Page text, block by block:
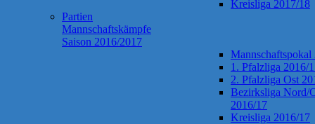
Kreisliga 2017/18
Partien
Mannschaftskämpfe
Saison 2016/2017
Mannschaftspokal
1. Pfalzliga 2016/
2. Pfalzliga Ost
Bezirksliga Nord/
2016/17
Kreisliga 2016/17